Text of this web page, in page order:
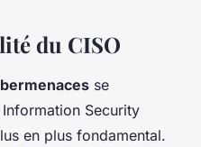
du CISO
se
Security
en plus fondamental.